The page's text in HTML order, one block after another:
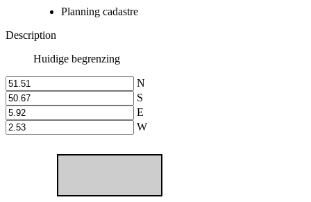
Planning cadastre
Description
Huidige begrenzing
N
S
E
W